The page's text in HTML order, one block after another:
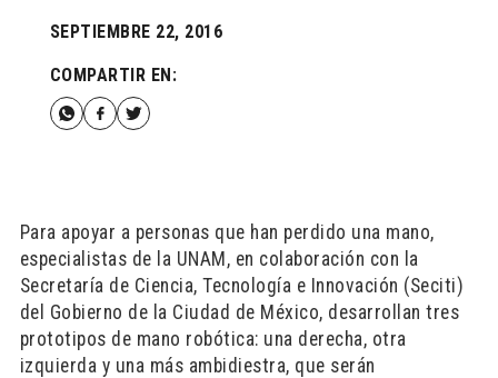
SEPTIEMBRE 22, 2016
COMPARTIR EN:
Para apoyar a personas que han perdido una mano,
especialistas de la UNAM, en colaboración con la
Secretaría de Ciencia, Tecnología e Innovación (Seciti)
del Gobierno de la Ciudad de México, desarrollan tres
prototipos de mano robótica: una derecha, otra
izquierda y una más ambidiestra, que serán